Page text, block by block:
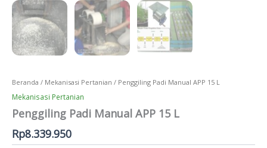
Beranda / Mekanisasi Pertanian / Penggiling Padi Manual APP 15 L
Mekanisasi Pertanian
Penggiling Padi Manual APP 15 L
Rp8.339.950